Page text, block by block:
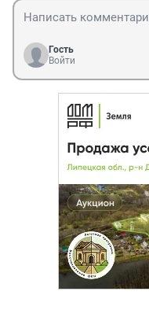
Гость
Войти